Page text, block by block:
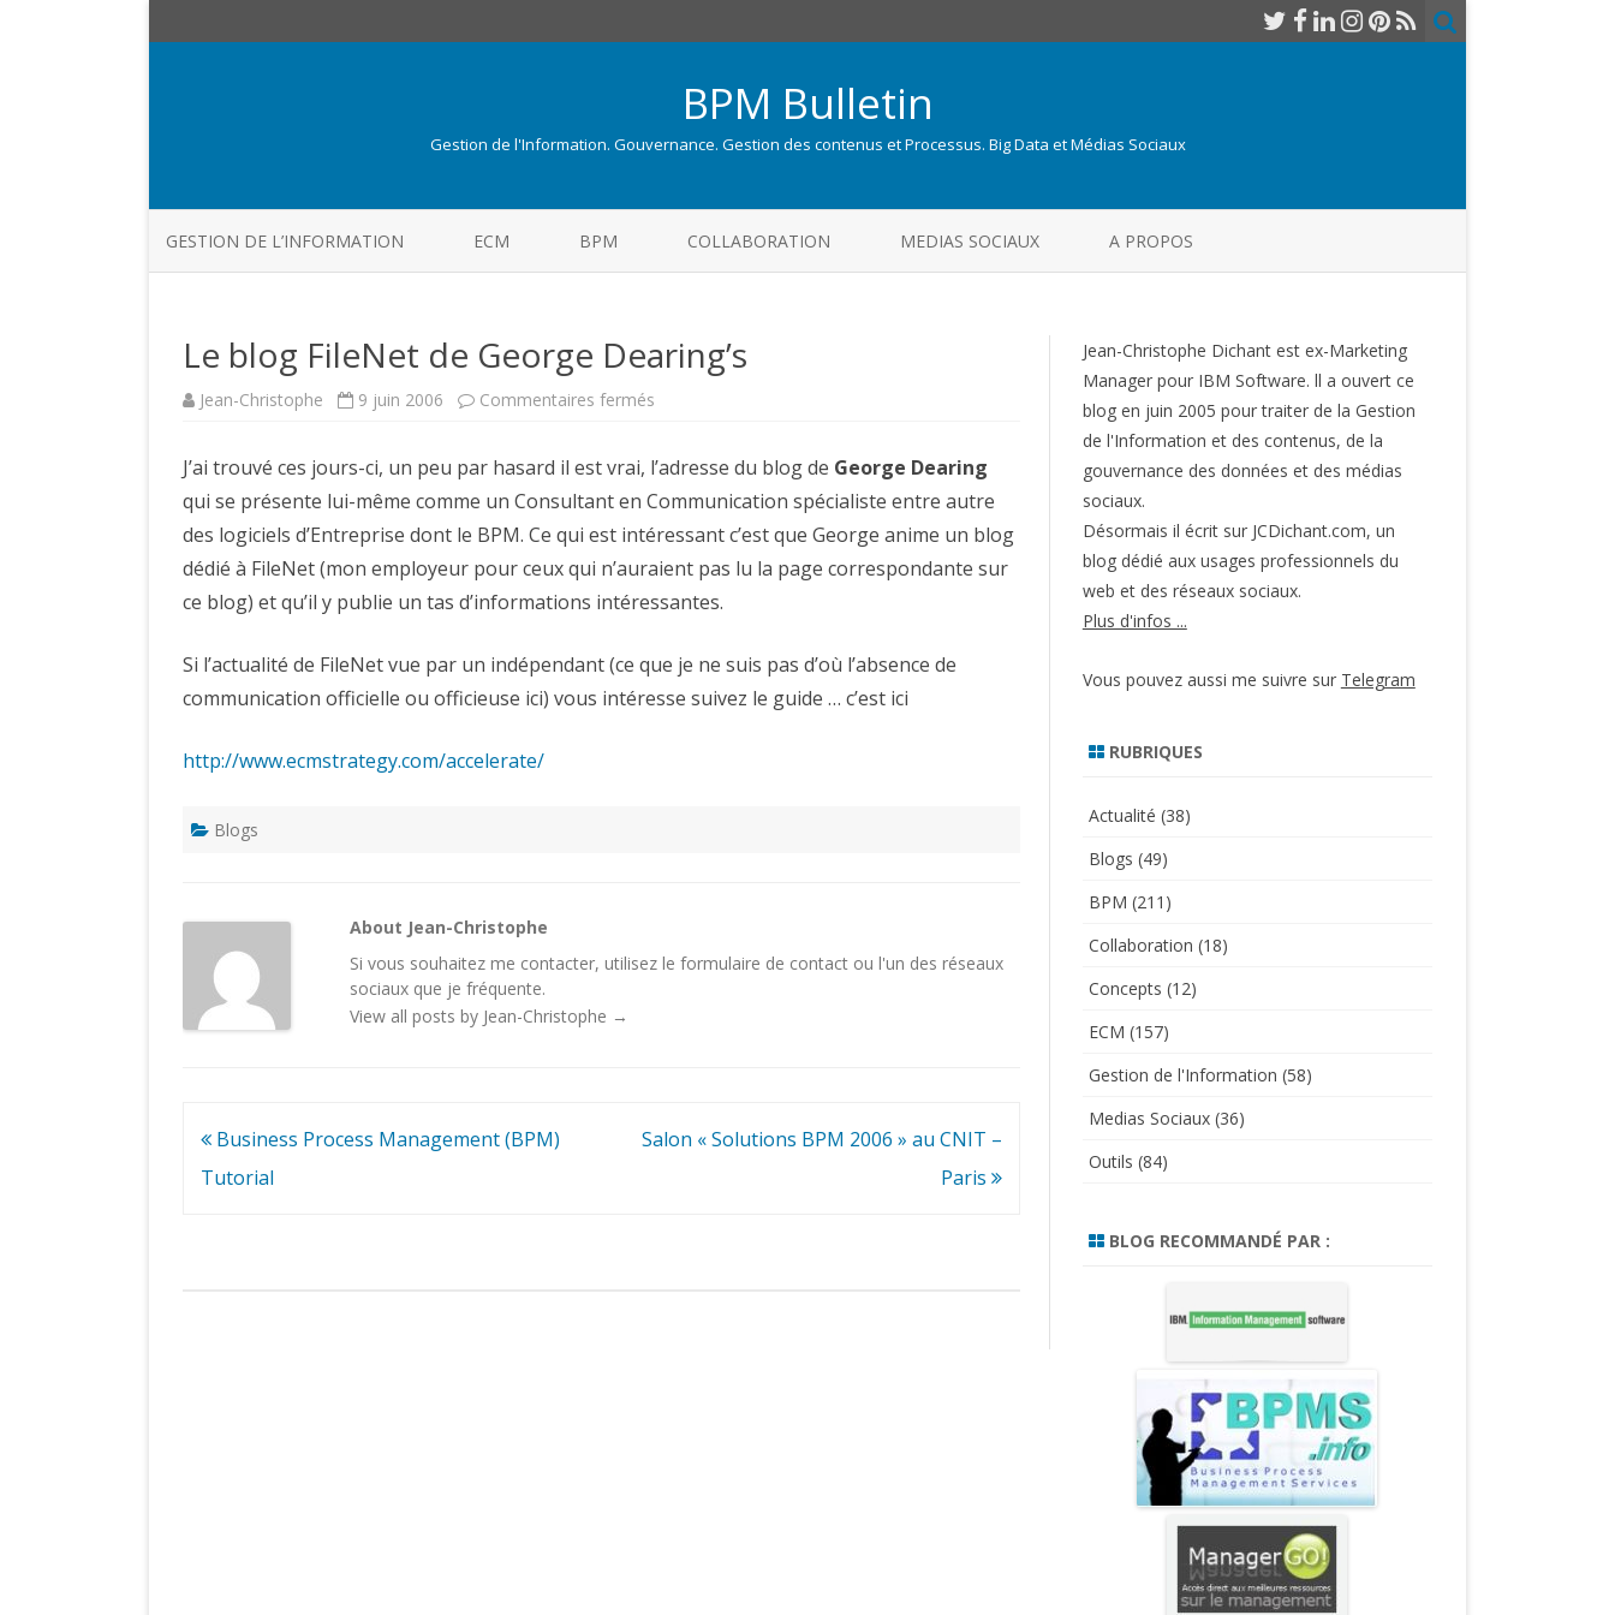
BPM Bulletin
Gestion de l'Information. Gouvernance. Gestion des contenus et Processus. Big Data et Médias Sociaux
to
GESTION DE L’INFORMATION ECM BPM COLLABORATION MEDIAS SOCIAUX A PROPOS
Le blog FileNet de George Dearing’s
Jean-Christophe 9 juin 2006 Commentaires fermés
de
George
Dearing’s
J’ai trouvé ces jours-ci, un peu par hasard il est vrai, l’adresse du blog de George Dearing
qui se présente lui-même comme un Consultant en Communication spécialiste entre autre
des logiciels d’Entreprise dont le BPM. Ce qui est intéressant c’est que George anime un blog
dédié à FileNet (mon employeur pour ceux qui n’auraient pas lu la page correspondante sur
ce blog) et qu’il y publie un tas d’informations intéressantes.
Si l’actualité de FileNet vue par un indépendant (ce que je ne suis pas d’où l’absence de
communication officielle ou officieuse ici) vous intéresse suivez le guide … c’est ici
http://www.ecmstrategy.com/accelerate/
Blogs
About Jean-Christophe
Si vous souhaitez me contacter, utilisez leformulaire de contact ou l'un desréseaux
sociaux que je fréquente.
View all posts by Jean-Christophe →
Navigation
de
Business Process Management (BPM)
Tutorial
Salon « Solutions BPM 2006 » au CNIT –
Paris
Jean-Christophe Dichant est ex-Marketing
Manager pour IBM Software. ll a ouvert ce
blog en juin 2005 pour traiter de la Gestion
de l'Information et des contenus, de la
gouvernance des données et des médias
sociaux.
Désormais il écrit sur JCDichant.com, un
blog dédié aux usages professionnels du
web et des réseaux sociaux.
Plus d'infos ...
Vous pouvez aussi me suivre sur Telegram
RUBRIQUES
Actualité (38)
Blogs (49)
BPM (211)
Collaboration (18)
Concepts (12)
ECM (157)
Gestion de l'Information (58)
Medias Sociaux(36)
Outils (84)
BLOG RECOMMANDÉ PAR :